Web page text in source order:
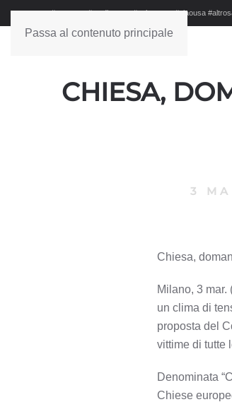
Passa al contenuto principale
#sanremo #studionews #askanews #ciaousa
CHIESA,
3
Chiesa,
Milano, 3
un clima di
proposta del
vittime di tutte
Denominata
Chiese